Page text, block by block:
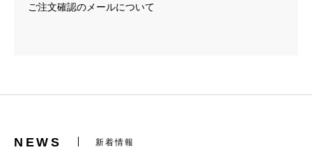
ご注文確認のメールについて
NEWS 新着情報